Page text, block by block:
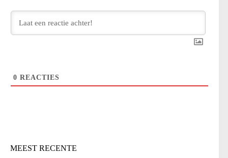
0 REACTIES
MEEST RECENTE